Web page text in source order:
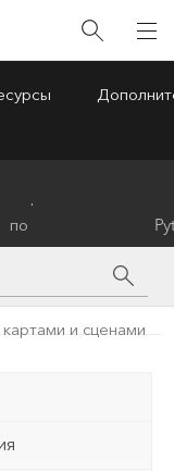
по
инструментам
картами и сценами